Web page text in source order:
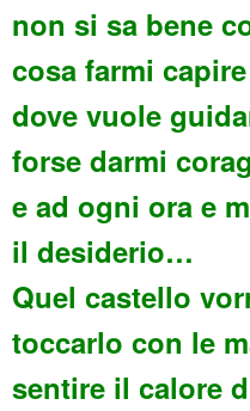
non si sa bene
cosa farmi capire
dove vuole
forse darmi
e ad ogni ora e
il desiderio…
Quel castello
toccarlo con le
sentire il calore